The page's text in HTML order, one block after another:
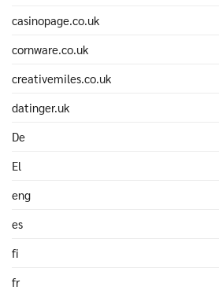
casinopage.co.uk
cornware.co.uk
creativemiles.co.uk
datinger.uk
De
El
eng
es
fi
fr